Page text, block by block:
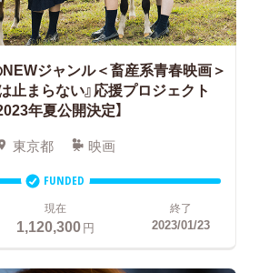
NEWジャンル＜畜産系青春映画＞
止まらない』応援プロジェクト
年夏公開決定】
東京都 映画
FUNDED
現在
1,120,300円
終了
2023/01/23